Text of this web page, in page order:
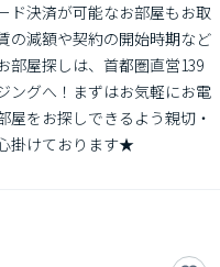
ド決済が可能なお部屋もお取
の減額や契約の開始時期など
部屋探しは、首都圏直営139
ングへ！まずはお気軽にお電
屋をお探しできるよう親切・
掛けております★